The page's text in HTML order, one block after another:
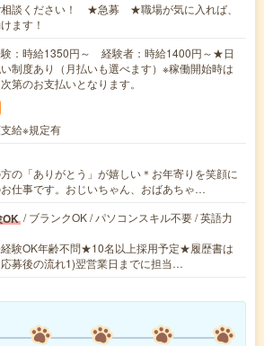
相談ください！ ★急募 ★職場が気に入れば、
ます！
：時給1350円～ 経験者：時給1400円～★日
制度あり（月払いも選べます）※稼働開始時は
第のお支払いとなります。
給※規定有
の「ありがとう」が嬉しい＊お年寄りを笑顔に
仕事です。おじいちゃん、おばあちゃ…
OK / ブランクOK / パソコンスキル不要 / 英語力
験OK年齢不問★10名以上採用予定★履歴書は
募後の流れ1)翌営業日までに担当…